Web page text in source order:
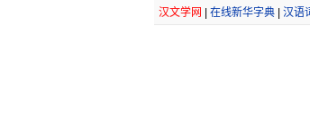
汉文学网 在线新华字典| 汉语